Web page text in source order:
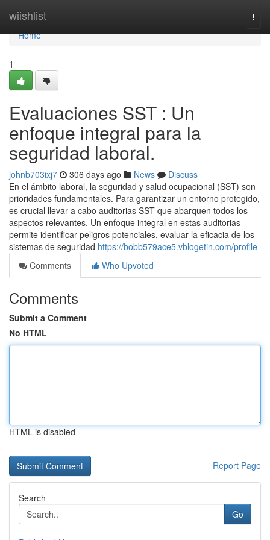
wiishlist
Home
Home
1
Evaluaciones SST : Un
enfoque integral para la
seguridad laboral.
johnb703ixj7 306 days ago News
Discuss
En el ámbito laboral, la seguridad y salud ocupacional (SST) son
prioridades fundamentales. Para garantizar un entorno protegido,
es crucial llevar a cabo auditorias SST que abarquen todos los
aspectos relevantes. Un enfoque integral en estas auditorias
permite identificar peligros potenciales, evaluar la eficacia de los
sistemas de seguridad https://bobb579ace5.vblogetin.com/profile
Comments
Who Upvoted
Comments
Submit a Comment
No HTML
HTML is disabled
Report Page
Search
Go